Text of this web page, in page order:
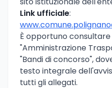
Link ufficiale:
È opportuno consultare
"Amministrazione
"Bandi di concorso",
testo integrale
tutti gli allegati.